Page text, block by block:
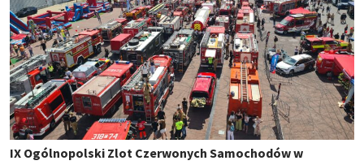
IX Ogólnopolski Zlot Czerwonych Samochodów w